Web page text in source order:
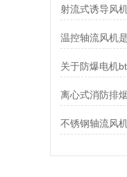
不锈钢轴流风